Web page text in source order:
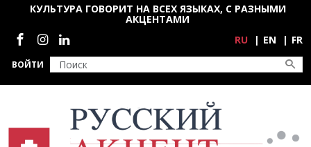
Перейти к основному содержанию
ВОЙТИ
КУЛЬТУРА ГОВОРИТ НА ВСЕХ ЯЗЫКАХ, С РАЗНЫМИ
АКЦЕНТАМИ
Социальные сети
RU EN FR